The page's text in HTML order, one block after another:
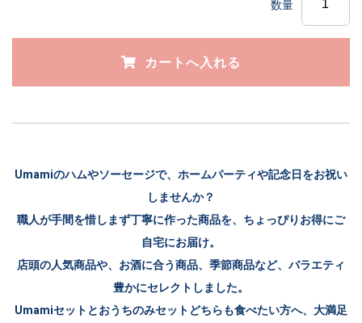
数量
Umamiのハムやソーセージで、ホームパーティや記念日をお祝い
しませんか？
職人が手間を惜しまず丁寧に作った商品を、ちょっぴりお得にご
自宅にお届け。
店頭の人気商品や、お酒に合う商品、季節商品など、バラエティ
豊かにセレクトしました。
Umamiセットとおうちのみセットどちらも食べたい方へ、大満足